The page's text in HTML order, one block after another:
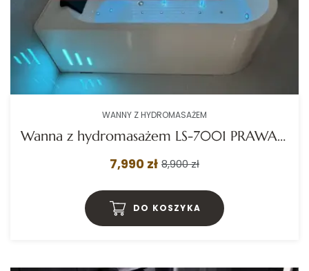
WANNY Z HYDROMASAŻEM
Wanna z hydromasażem LS-7001 PRAWA prostokątna 170cmx120cmx56cm 2-osobowa chromoterapia z podgrzewaczem
7,990 zł 8,900 zł
DO KOSZYKA